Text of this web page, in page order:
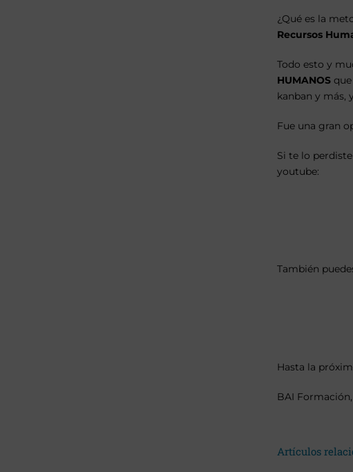
¿Qué es la
Recursos
Todo esto y
HUMANOS
kanban y más,
Fue una gran
Si te lo
youtube:
También
Hasta la
BAI Formación,
Artículos